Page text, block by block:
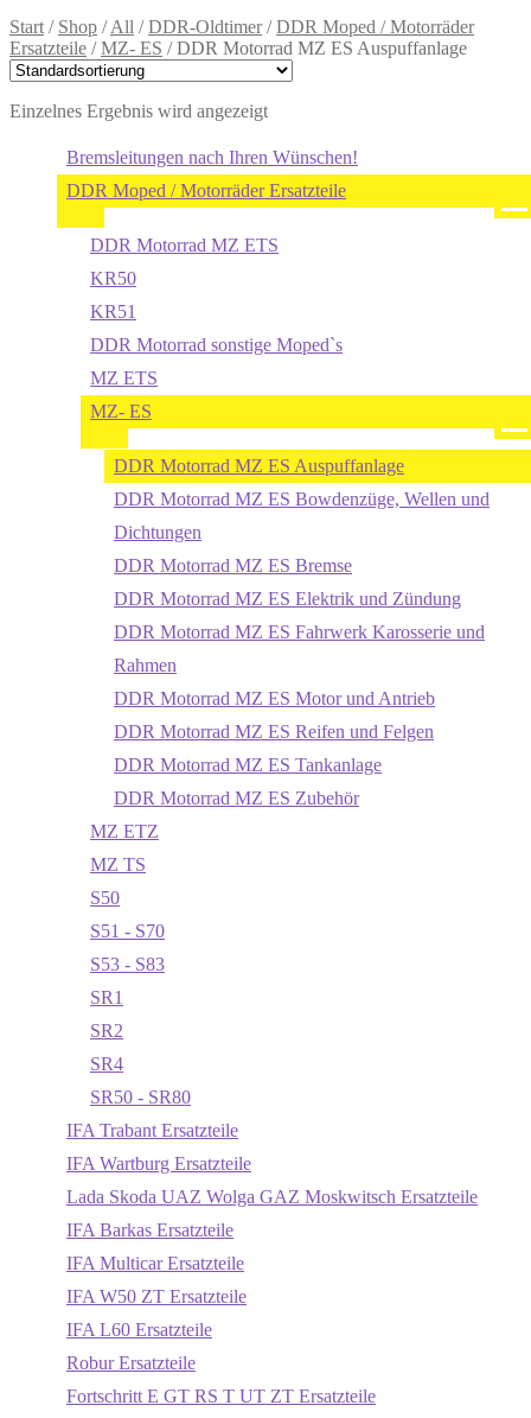
Start / Shop /All /DDR-Oldtimer/DDR Moped / Motorräder
Ersatzteile /MZ- ES /DDR Motorrad MZ ES Auspuffanlage
Einzelnes Ergebnis wird angezeigt
Bremsleitungen nach Ihren Wünschen!
DDR Moped / Motorräder Ersatzteile
DDR Motorrad MZ ETS
KR50
KR51
DDR Motorrad sonstige Moped`s
MZ ETS
MZ- ES
DDR Motorrad MZ ES Auspuffanlage
DDR Motorrad MZ ES Bowdenzüge, Wellen und
Dichtungen
DDR Motorrad MZ ES Bremse
DDR Motorrad MZ ES Elektrik und Zündung
DDR Motorrad MZ ES Fahrwerk Karosserie und
Rahmen
DDR Motorrad MZ ES Motor und Antrieb
DDR Motorrad MZ ES Reifen und Felgen
DDR Motorrad MZ ES Tankanlage
DDR Motorrad MZ ES Zubehör
MZ ETZ
MZ TS
S50
S51 - S70
S53 - S83
SR1
SR2
SR4
SR50 - SR80
IFA Trabant Ersatzteile
IFA Wartburg Ersatzteile
Lada Skoda UAZ Wolga GAZ Moskwitsch Ersatzteile
IFA Barkas Ersatzteile
IFA Multicar Ersatzteile
IFA W50 ZT Ersatzteile
IFA L60 Ersatzteile
Robur Ersatzteile
Fortschritt E GT RS T UT ZT Ersatzteile